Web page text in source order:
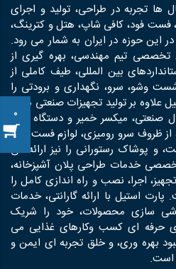
0
ها تجربه در طراحی، تولید و اجرای
فست فود، کافی شاپ، هتل و کترینگ،
این حوزه در ایران به شمار می رود.
تخصصی تیم مهندسی، بهره گیری از
بین المللی، طیف کاملی از
وشو، سرو، نگهداری و برودتی را
بر تولید تجهیزات صنعتی مانند
صنعتی، میکسر خمیر و دستگاه های
ظروف سرو رومیزی، لوازم فست فود،
و پوشاک رستورانی را نیز ارائه می
خدمات طراحی پلان آشپزخانه،
اجرا، نصب و راه اندازی کامل را
استیل با ارائه گارانتی، خدمات
سازی محصولات، خود را شریک
حرفه ای کسب وکارهای غذایی می
بهره وری، و خلق تجربه ای ایمن و
است.